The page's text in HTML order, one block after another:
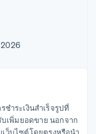
าม
นตาม
ำระเงินสำเร็จรูปที่
เพิ่มยอดขาย นอกจาก
ว็บไซต์โดยตรงหรือนำ